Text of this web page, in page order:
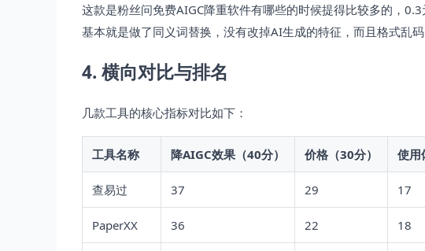
这款是粉丝问免费AIGC降重软件有哪些的时候提得比较多的，
基本就是做了同义词替换，没有改掉AI生成的特征，而且格式乱
4. 横向对比与排名
几款工具的核心指标对比如下：
工具名称 降AIGC效果（40分） 价格（30分） 使用
查易过 37 29 17
PaperXX 36 22 18